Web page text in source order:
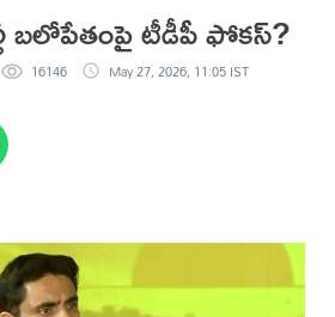
బలోపేతంపై టీడీపీ ఫోకస్?
16146 May 27, 2026, 11:05 IST